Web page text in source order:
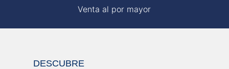
Venta al por mayor
DESCUBRE